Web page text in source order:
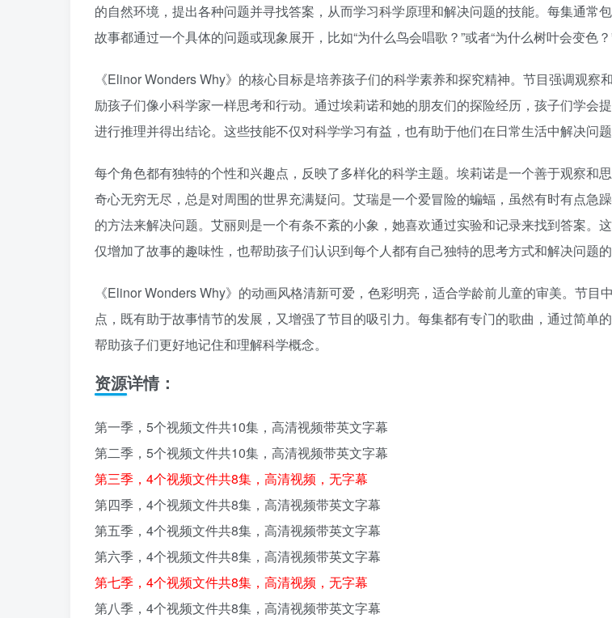
的自然环境，提出各种问题并寻找答案，从而学习科学原理和解决问题的技能。每集通常
故事都通过一个具体的问题或现象展开，比如“为什么鸟会唱歌？”或者“为什么树叶会变色？
《Elinor Wonders Why》的核心目标是培养孩子们的科学素养和探究精神。节目强调观察
励孩子们像小科学家一样思考和行动。通过埃莉诺和她的朋友们的探险经历，孩子们学会提
进行推理并得出结论。这些技能不仅对科学学习有益，也有助于他们在日常生活中解决问题
每个角色都有独特的个性和兴趣点，反映了多样化的科学主题。埃莉诺是一个善于观察和
奇心无穷无尽，总是对周围的世界充满疑问。艾瑞是一个爱冒险的蝙蝠，虽然有时有点急
的方法来解决问题。艾丽则是一个有条不紊的小象，她喜欢通过实验和记录来找到答案。
仅增加了故事的趣味性，也帮助孩子们认识到每个人都有自己独特的思考方式和解决问题的
《Elinor Wonders Why》的动画风格清新可爱，色彩明亮，适合学龄前儿童的审美。节目
点，既有助于故事情节的发展，又增强了节目的吸引力。每集都有专门的歌曲，通过简单
帮助孩子们更好地记住和理解科学概念。
资源详情：
第一季，5个视频文件共10集，高清视频带英文字幕
第二季，5个视频文件共10集，高清视频带英文字幕
第三季，4个视频文件共8集，高清视频，无字幕
第四季，4个视频文件共8集，高清视频带英文字幕
第五季，4个视频文件共8集，高清视频带英文字幕
第六季，4个视频文件共8集，高清视频带英文字幕
第七季，4个视频文件共8集，高清视频，无字幕
第八季，4个视频文件共8集，高清视频带英文字幕